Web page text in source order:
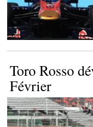
Toro Rosso
Février